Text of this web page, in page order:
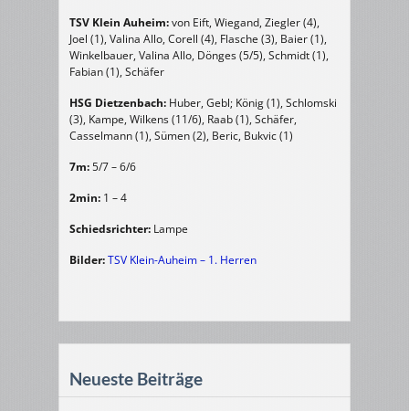
TSV Klein Auheim:von Eift, Wiegand, Ziegler (4),
Joel (1), Valina Allo, Corell (4), Flasche (3), Baier (1),
Winkelbauer, Valina Allo, Dönges (5/5), Schmidt (1),
Fabian (1), Schäfer
HSG Dietzenbach: Huber, Gebl; König (1), Schlomski
(3), Kampe, Wilkens (11/6), Raab (1), Schäfer,
Casselmann (1), Sümen (2), Beric, Bukvic (1)
7m:5/7 – 6/6
2min: 1 – 4
Schiedsrichter: Lampe
Bilder:TSV Klein-Auheim – 1. Herren
Neueste Beiträge